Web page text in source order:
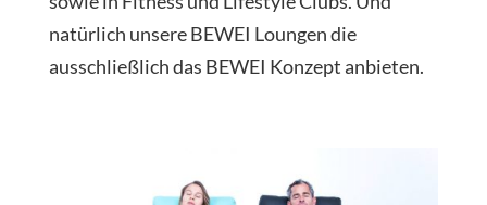
natürlich unsere BEWEI Loungen die
ausschließlich das BEWEI Konzept anbieten.